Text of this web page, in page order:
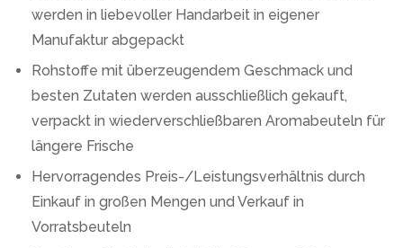
werden in liebevoller Handarbeit in eigener
Manufaktur abgepackt
Rohstoffe mit überzeugendem Geschmack und
besten Zutaten werden ausschließlich gekauft,
verpackt in wiederverschließbaren Aromabeuteln für
längere Frische
Hervorragendes Preis-/Leistungsverhältnis durch
Einkauf in großen Mengen und Verkauf in
Vorratsbeuteln